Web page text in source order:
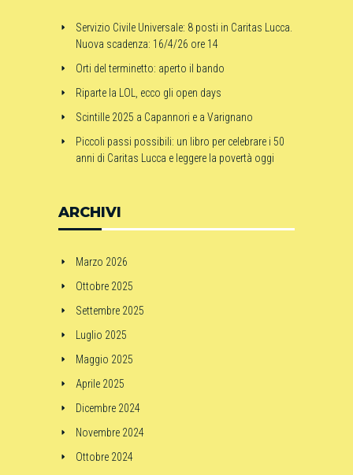
Servizio Civile Universale: 8 posti in Caritas Lucca.
Nuova scadenza: 16/4/26 ore 14
Orti del terminetto: aperto il bando
Riparte la LOL, ecco gli open days
Scintille 2025 a Capannori e a Varignano
Piccoli passi possibili: un libro per celebrare i 50
anni di Caritas Lucca e leggere la povertà oggi
ARCHIVI
Marzo 2026
Ottobre 2025
Settembre 2025
Luglio 2025
Maggio 2025
Aprile 2025
Dicembre 2024
Novembre 2024
Ottobre 2024